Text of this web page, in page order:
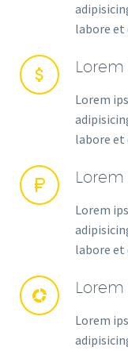
labore et


Lorem
labore et


Lorem
labore et


Lorem